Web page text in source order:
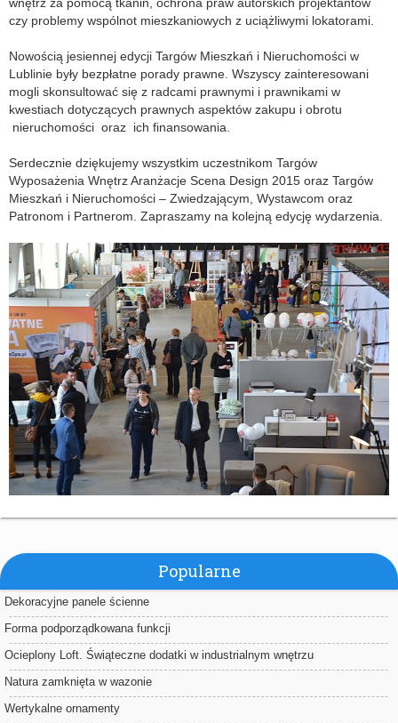
wnętrz za pomocą tkanin, ochrona praw autorskich projektantów
czy problemy wspólnot mieszkaniowych z uciążliwymi lokatorami.
Nowością jesiennej edycji Targów Mieszkań i Nieruchomości w
Lublinie były bezpłatne porady prawne. Wszyscy zainteresowani
mogli skonsultować się z radcami prawnymi i prawnikami w
kwestiach dotyczących prawnych aspektów zakupu i obrotu
nieruchomości oraz ich finansowania.
Serdecznie dziękujemy wszystkim uczestnikom Targów
Wyposażenia Wnętrz Aranżacje Scena Design 2015 oraz Targów
Mieszkań i Nieruchomości – Zwiedzającym, Wystawcom oraz
Patronom i Partnerom. Zapraszamy na kolejną edycję wydarzenia.
Popularne
Dekoracyjne panele ścienne
Forma podporządkowana funkcji
Ocieplony Loft. Świąteczne dodatki w industrialnym wnętrzu
Natura zamknięta w wazonie
Wertykalne ornamenty